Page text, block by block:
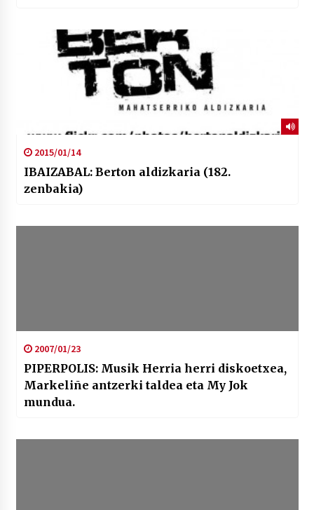
2015/01/14
IBAIZABAL: Berton aldizkaria (182.
zenbakia)
2007/01/23
PIPERPOLIS: Musik Herria herri diskoetxea,
Markeliñe antzerki taldea eta My Jok
mundua.